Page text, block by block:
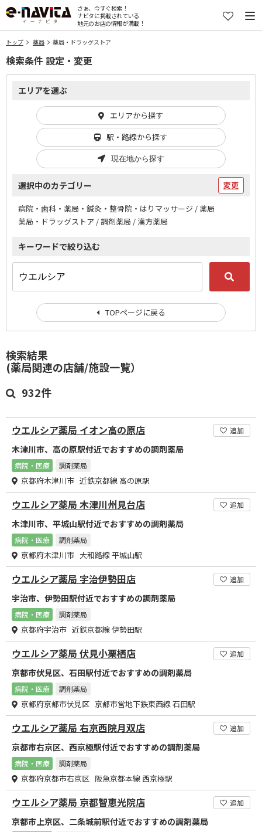
さぁ、今すぐ検索！
ナビタに掲載されている
地元のお店の情報が満載！
トップ 薬局 薬局・ドラッグストア
検索結果
(薬局関連の店舗/施設一覧）
932件
ウエルシア薬局 イオン高の原店 追加
木津川市、高の原駅付近でおすすめの調剤薬局
病院・医療 調剤薬局
京都府木津川市 近鉄京都線 高の原駅
ウエルシア薬局 木津川州見台店 追加
木津川市、平城山駅付近でおすすめの調剤薬局
病院・医療 調剤薬局
京都府木津川市 大和路線 平城山駅
ウエルシア薬局 宇治伊勢田店 追加
宇治市、伊勢田駅付近でおすすめの調剤薬局
病院・医療 調剤薬局
京都府宇治市 近鉄京都線 伊勢田駅
ウエルシア薬局 伏見小栗栖店 追加
京都市伏見区、石田駅付近でおすすめの調剤薬局
病院・医療 調剤薬局
京都府京都市伏見区 京都市営地下鉄東西線 石田駅
ウエルシア薬局 右京西院月双店 追加
京都市右京区、西京極駅付近でおすすめの調剤薬局
病院・医療 調剤薬局
京都府京都市右京区 阪急京都本線 西京極駅
ウエルシア薬局 京都智恵光院店 追加
京都市上京区、二条城前駅付近でおすすめの調剤薬局
検索条件 設定・変更
エリアを選ぶ
エリアから探す
駅・路線から探す
現在地から探す
選択中のカテゴリー 変更
病院・歯科・薬局・鍼灸・整骨院・はりマッサージ / 薬局
薬局・ドラッグストア / 調剤薬局 / 漢方薬局
キーワードで絞り込む
TOPページに戻る